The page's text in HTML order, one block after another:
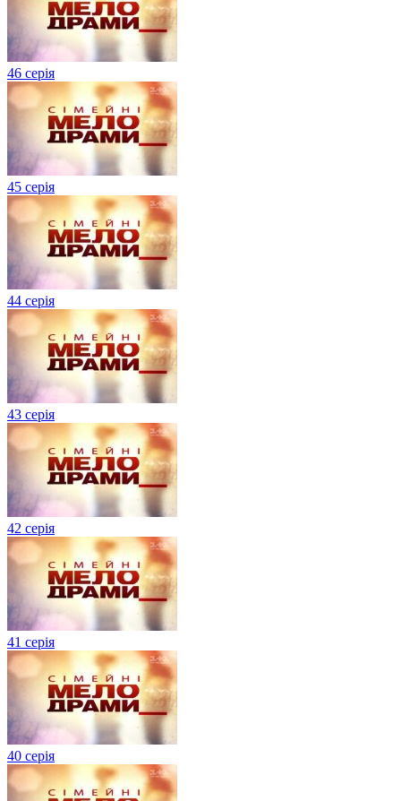
46 серія
45 серія
44 серія
43 серія
42 серія
41 серія
40 серія